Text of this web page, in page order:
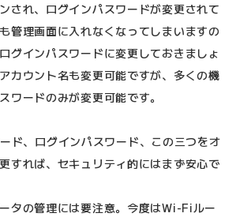
され、ログインパスワードが変更されて
管理画面に入れなくなってしまいますの
グインパスワードに変更しておきましょ
カウント名も変更可能ですが、多くの機
ワードのみが変更可能です。
ド、ログインパスワード、この三つをオ
すれば、セキュリティ的にはまず安心で
タの管理には要注意。今度はWi-Fiルー